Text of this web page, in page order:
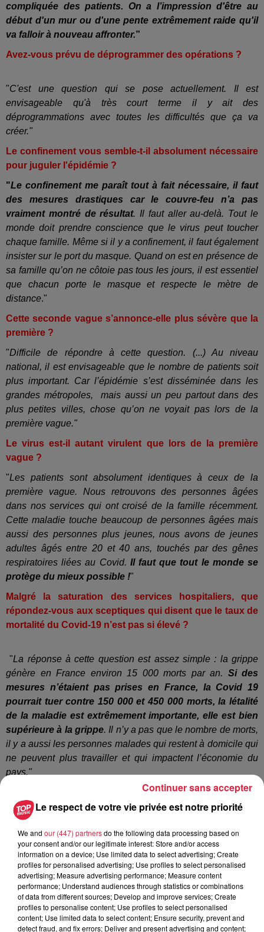
compliquée des patients. On a l’impression d'être au
début d'un mur ou d'une pente extrêmement raide qu'il
va falloir à nouveau affronter.”
Avez-vous prévu de déprogrammer des opérations ?
"C'est une question qui se pose actuellement. Il est
envisageable qu'à très court terme il y ait des
déprogrammations avec toutes les difficultés que ça va
créer."
Le confinement vous semble-t-il absolument nécessaire
pour juguler l'épidémie ?
"Le confinement me paraît tout à fait nécessaire, il faut
des mesures drastiques car le couvre-feu n’a pas
vraiment montré de résultat. Il faut aller au-delà. Tout le
monde doit prendre conscience que le virus peut toucher
chaque famille. Même si il y a confinement, il faut également
insister sur le port du masque. Quand on est en présence de
sa famille qu’on ne côtoie pas tous les jours, il est essentiel
que chacun porte le masque et respecte le mètre de
distance."
Cette seconde vague s’annonce-elle plus sévère que la
première ?
"Difficile de répondre à cette question. (...) Au niveau
national, il est envisageable que le nombre de patients soit
plus important. Car l’épidémie s’est disséminée dans les
grandes métropoles, mais aussi un peu partout dans des
plus petites villes, chose qu’on ne voyait pas lors de la
première vague."
Le virus est-il autant virulent que lors de la première
vague ?
"Les patients sont absolument identiques à ceux de la
première vague. Nous retrouvons des personnes âgées
dans nos services qui ont croisé de la famille récemment.
Cette maladie touche beaucoup de personnes âgées mais
aussi des personnes plus jeunes, nous avons de jeunes
adultes âgés entre 20 et 40 ans, touchés par des gênes
respiratoires liées au Covid. Il faut que tout le monde se
protège du mieux possible !"
Malgré la saturation des services hospitaliers, que
répondez-vous aux sceptiques qui disent que le taux de
mortalité du Covid-19 n’est pas si élevé ?
"La réponse à cette question est assez simple : la grippe
génère en France environ 15 000 morts par an. Si des
mesures n’étaient pas prises en France, la Covid 19
pourrait tuer contre 150 000 et 450 000 morts, la létalité
de la maladie est extrêmement importante, elle est bien
supérieure à la grippe. Il n’y a pas que le nombre de morts,
il y a aussi les personnes malades qui restent à domicile qui
ne peuvent plus travailler et qui impactent l’économie du
pays."
Retrouvez ci-dessous l'interview en intégralité duDr
Nicolas Lefebvre, chef du service des maladies
infectieuses du CHU de Strasbourg.
Publié : 29 octobre 2020 à 13h28 - Modifié : 30 octobre 2025
à 16h48 Anne-Sophie Martin
Le respect de votre vie privée est notre priorité
We and our (447) partnersdo the following data processing based on
your consent and/or our legitimate interest: Store and/or access
information on a device; Use limited data to select advertising; Create
profiles for personalised advertising; Use profiles to select personalised
advertising; Measure advertising performance; Measure content
performance; Understand audiences through statistics or combinations
of data from different sources; Develop and improve services; Create
profiles to personalise content; Use profiles to select personalised
content; Use limited data to select content; Ensure security, prevent and
detect fraud, and fix errors; Deliver and present advertising and content;
Continuer sans accepter